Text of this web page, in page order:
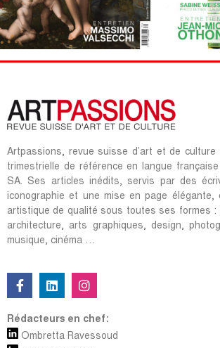
Artpassions, revue suisse d’art et de culture
trimestrielle de référence en langue
SA. Ses articles inédits, servis par des
iconographie et une mise en page élégante,
artistique de qualité sous toutes ses formes :
architecture, arts graphiques, design,
musique, cinéma …
Rédacteurs en chef:
Ombretta Ravessoud